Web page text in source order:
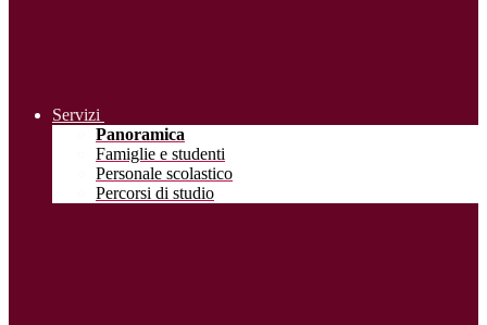
Servizi
Panoramica
Famiglie e studenti
Personale scolastico
Percorsi di studio